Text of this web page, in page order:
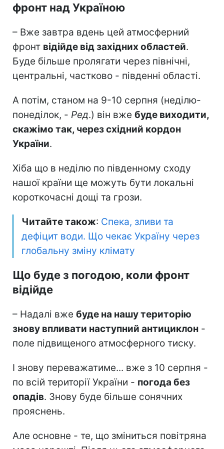
фронт над Україною
– Вже завтра вдень цей атмосферний
фронт відійде від західних областей.
Буде більше пролягати через північні,
центральні, частково - південні області.
А потім, станом на 9-10 серпня (неділю-
понеділок, - Ред.) він вже буде виходити,
скажімо так, через східний кордон
України.
Хіба що в неділю по південному сходу
нашої країни ще можуть бути локальні
короткочасні дощі та грози.
Читайте також: Спека, зливи та
дефіцит води. Що чекає Україну через
глобальну зміну клімату
Що буде з погодою, коли фронт
відійде
– Надалі вже буде на нашу територію
знову впливати наступний антициклон -
поле підвищеного атмосферного тиску.
І знову переважатиме... вже з 10 серпня -
по всій території України - погода без
опадів. Знову буде більше сонячних
прояснень.
Але основне - те, що зміниться повітряна